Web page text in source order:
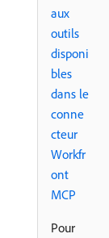
aux
outils
disponi
bles
dans le
conne
cteur
Workfr
ont
MCP
Pour